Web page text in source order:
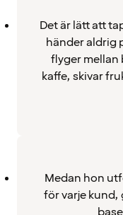
Det är lätt att
händer aldrig
flyger mellan
kaffe, skivar
Medan hon
för varje kund,